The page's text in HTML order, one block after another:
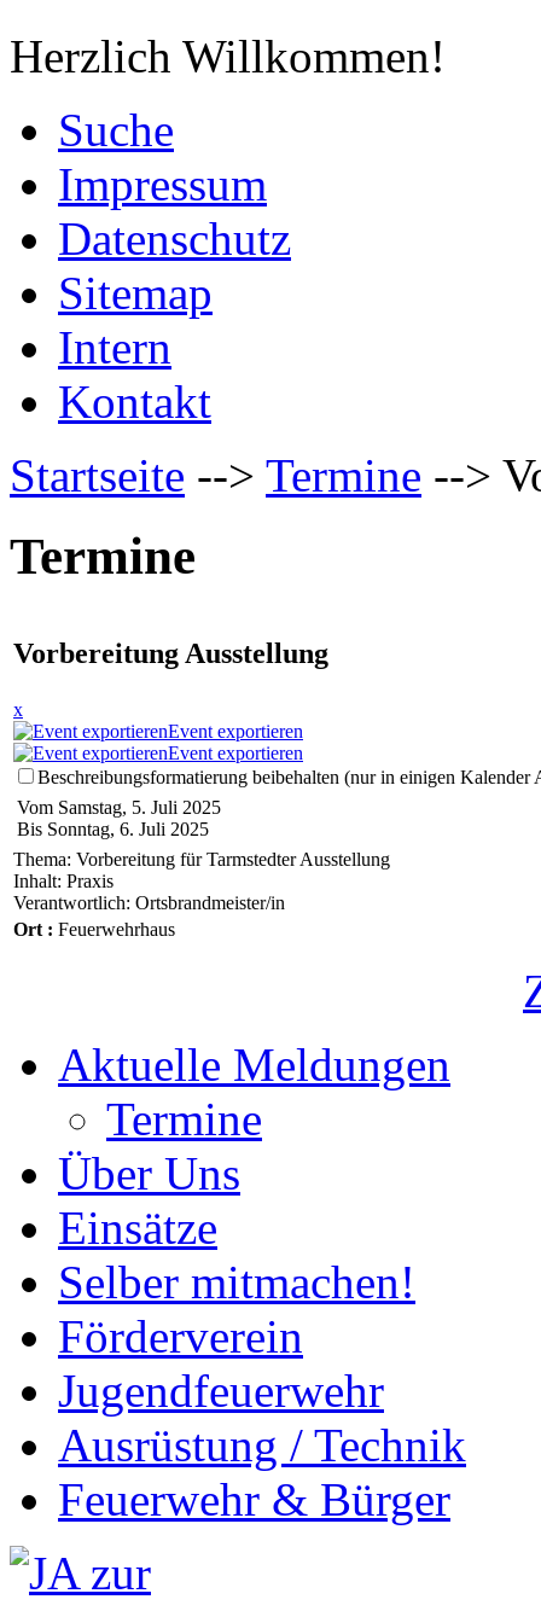
Herzlich Willkommen!
Suche
Impressum
Datenschutz
Sitemap
Intern
Kontakt
Startseite --> Termine -->
Termine
Vorbereitung Ausstellung
x
Event exportieren
Event exportieren
Beschreibungsformatierung beibehalten (nur in einigen Kalender
Vom Samstag, 5. Juli 2025
Bis Sonntag, 6. Juli 2025
Thema: Vorbereitung für Tarmstedter Ausstellung
Inhalt: Praxis
Verantwortlich: Ortsbrandmeister/in
Ort : Feuerwehrhaus
Aktuelle Meldungen
Termine
Über Uns
Einsätze
Selber mitmachen!
Förderverein
Jugendfeuerwehr
Ausrüstung / Technik
Feuerwehr & Bürger